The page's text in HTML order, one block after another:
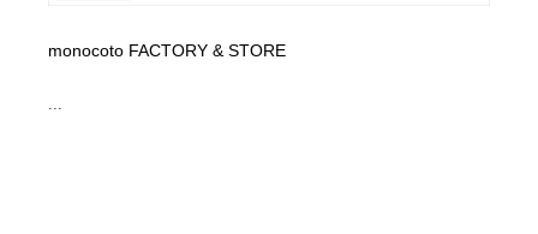
monocoto FACTORY & STORE